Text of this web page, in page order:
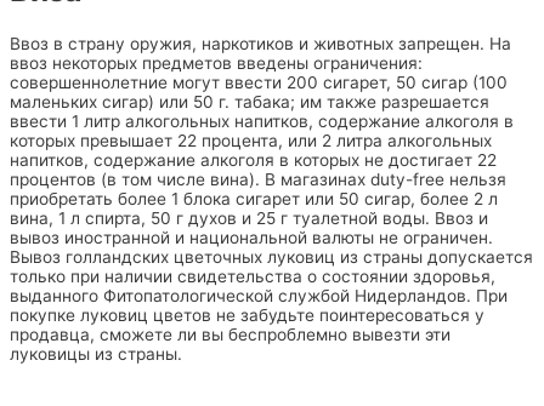
Ввоз в страну оружия, наркотиков и животных запрещен. На
ввоз некоторых предметов введены ограничения:
совершеннолетние могут ввести 200 сигарет, 50 сигар (100
маленьких сигар) или 50 г. табака; им также разрешается
ввести 1 литр алкогольных напитков, содержание алкоголя в
которых превышает 22 процента, или 2 литра алкогольных
напитков, содержание алкоголя в которых не достигает 22
процентов (в том числе вина). В магазинах duty-free нельзя
приобретать более 1 блока сигарет или 50 сигар, более 2 л
вина, 1 л спирта, 50 г духов и 25 г туалетной воды. Ввоз и
вывоз иностранной и национальной валюты не ограничен.
Вывоз голландских цветочных луковиц из страны допускается
только при наличии свидетельства о состоянии здоровья,
выданного Фитопатологической службой Нидерландов. При
покупке луковиц цветов не забудьте поинтересоваться у
продавца, сможете ли вы беспроблемно вывезти эти
луковицы из страны.